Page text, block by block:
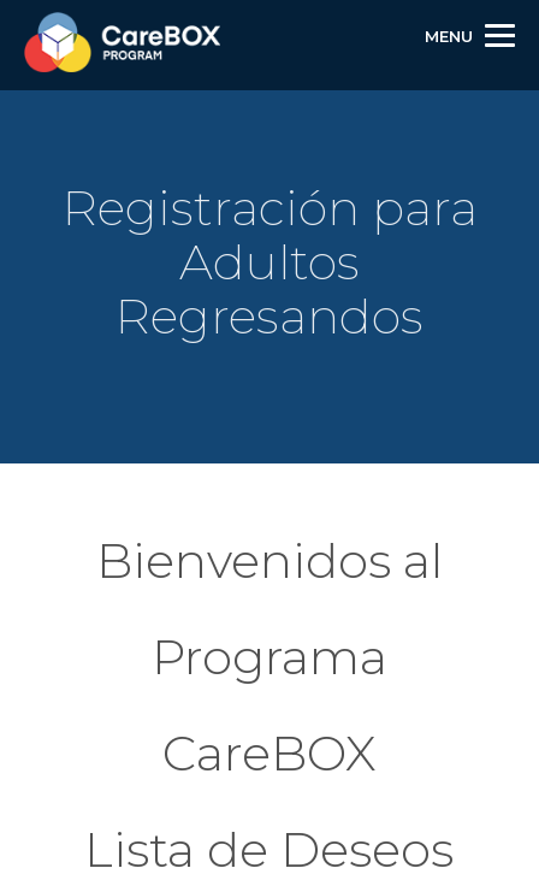
MENU
Registración para
Adultos
Regresandos
Bienvenidos al
Programa
CareBOX
Lista de Deseos